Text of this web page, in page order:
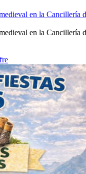
en la Cancillería
en la Cancillería